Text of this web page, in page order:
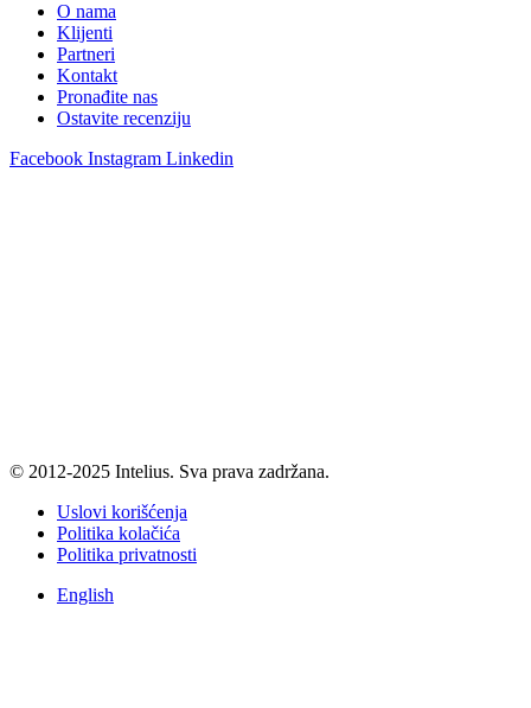
O nama
Klijenti
Partneri
Kontakt
Pronađite nas
Ostavite recenziju
Facebook Instagram Linkedin
© 2012-2025 Intelius. Sva prava zadržana.
Uslovi korišćenja
Politika kolačića
Politika privatnosti
English